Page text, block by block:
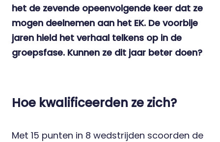
het de zevende opeenvolgende keer dat ze
mogen deelnemen aan het EK. De voorbije
jaren hield het verhaal telkens op in de
groepsfase. Kunnen ze dit jaar beter doen?
Hoe kwalificeerden ze zich?
Met 15 punten in 8 wedstrijden scoorden de